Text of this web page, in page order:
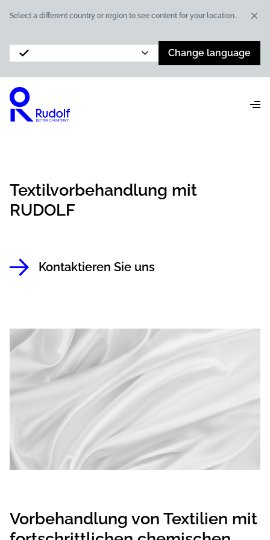
Select a different country or region to see content for your location.
Change language
Textilvorbehandlung mit
RUDOLF
Kontaktieren Sie uns
Vorbehandlung von Textilien mit